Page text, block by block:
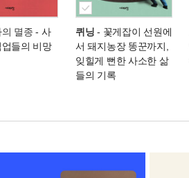
멸종 - 사
들의 비망
퀴닝 - 꽃게잡이 선원에
서 돼지농장 똥꾼까지,
잊힐게 뻔한 사소한 삶
들의 기록